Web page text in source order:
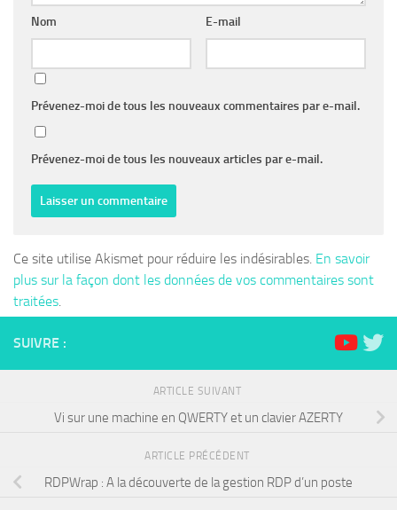
Nom E-mail
Prévenez-moi de tous les nouveaux commentaires par e-mail.
Prévenez-moi de tous les nouveaux articles par e-mail.
Ce site utilise Akismet pour réduire les indésirables. En savoir
plus sur la façon dont les données de vos commentaires sont
traitées.
SUIVRE :
ARTICLE SUIVANT
Vi sur une machine en QWERTY et un clavier AZERTY
ARTICLE PRÉCÉDENT
RDPWrap : A la découverte de la gestion RDP d’un poste